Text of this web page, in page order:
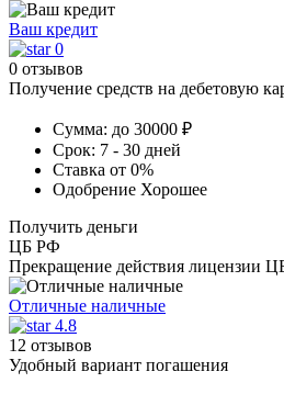
Ваш кредит
0
0 отзывов
Получение средств на дебетовую
Сумма: до 30000 ₽
Срок: 7 - 30 дней
Ставка от 0%
Одобрение Хорошее
Получить деньги
ЦБ РФ
Прекращение действия лицензии
Отличные наличные
4.8
12 отзывов
Удобный вариант погашения